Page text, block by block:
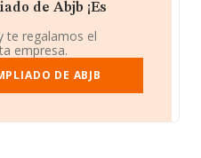
de Abjb ¡Es
te regalamos el
empresa.
DE ABJB